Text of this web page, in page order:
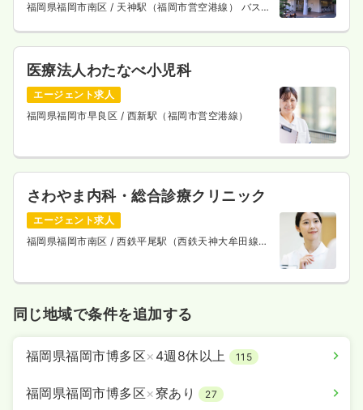
福岡県福岡市南区 / 天神駅（福岡市営空港線） バス
医療法人わたなべ小児科
エージェント求人
福岡県福岡市早良区 / 西新駅（福岡市営空港線）
さわやま内科・総合診療クリニック
エージェント求人
福岡県福岡市南区/ 西鉄平尾駅（西鉄天神大牟田線）
同じ地域で条件を追加する
福岡県福岡市博多区× 4週8休以上 115
福岡県福岡市博多区×寮あり 27